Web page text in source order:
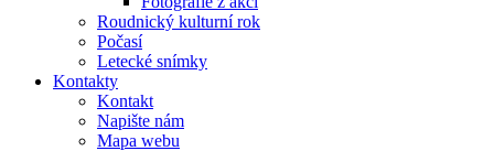
Roudnický kulturní rok
Počasí
Letecké snímky
Kontakty
Kontakt
Napište nám
Mapa webu